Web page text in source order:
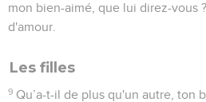
mon bien-aimé, que lui direz-vous
d'amour.
Les filles
9 Qu’a-t-il de plus qu'un autre, ton